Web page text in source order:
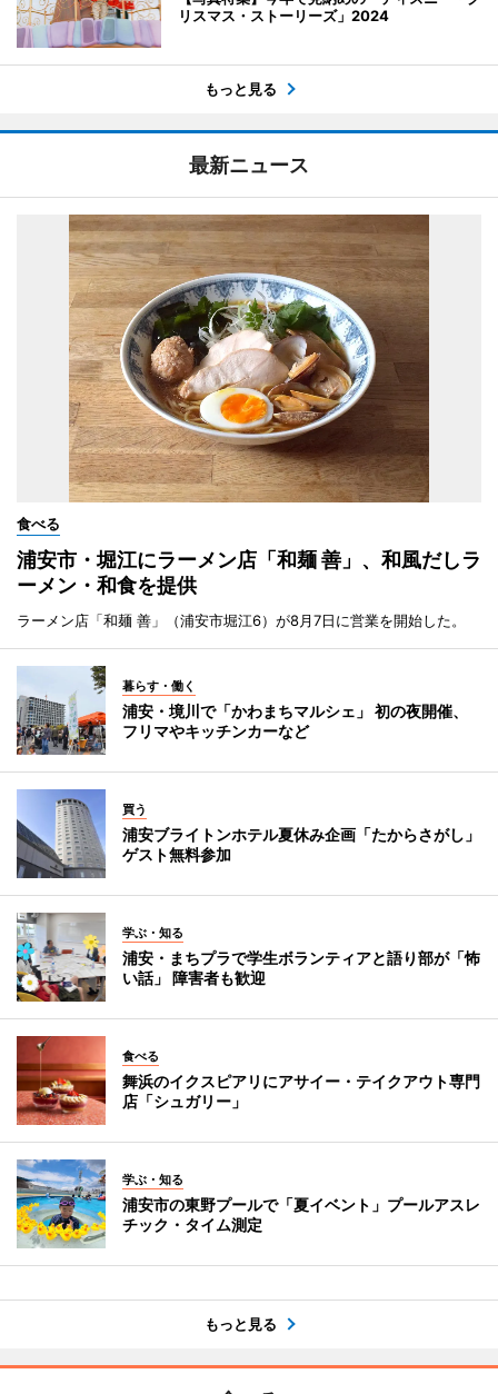
リスマス・ストーリーズ」2024
もっと見る
最新ニュース
食べる
浦安市・堀江にラーメン店「和麺 善」、和風だしラ
ーメン・和食を提供
ラーメン店「和麺 善」（浦安市堀江6）が8月7日に営業を開始した。
暮らす・働く
浦安・境川で「かわまちマルシェ」 初の夜開催、
フリマやキッチンカーなど
買う
浦安ブライトンホテル夏休み企画「たからさがし」
ゲスト無料参加
学ぶ・知る
浦安・まちプラで学生ボランティアと語り部が「怖
い話」 障害者も歓迎
食べる
舞浜のイクスピアリにアサイー・テイクアウト専門
店「シュガリー」
学ぶ・知る
浦安市の東野プールで「夏イベント」プールアスレ
チック・タイム測定
もっと見る